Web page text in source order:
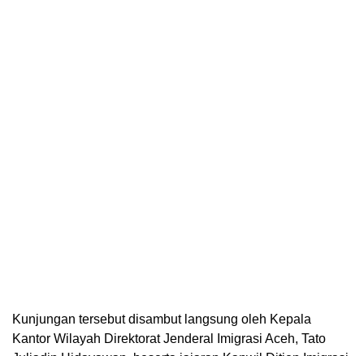
Kunjungan tersebut disambut langsung oleh Kepala
Kantor Wilayah Direktorat Jenderal Imigrasi Aceh, Tato